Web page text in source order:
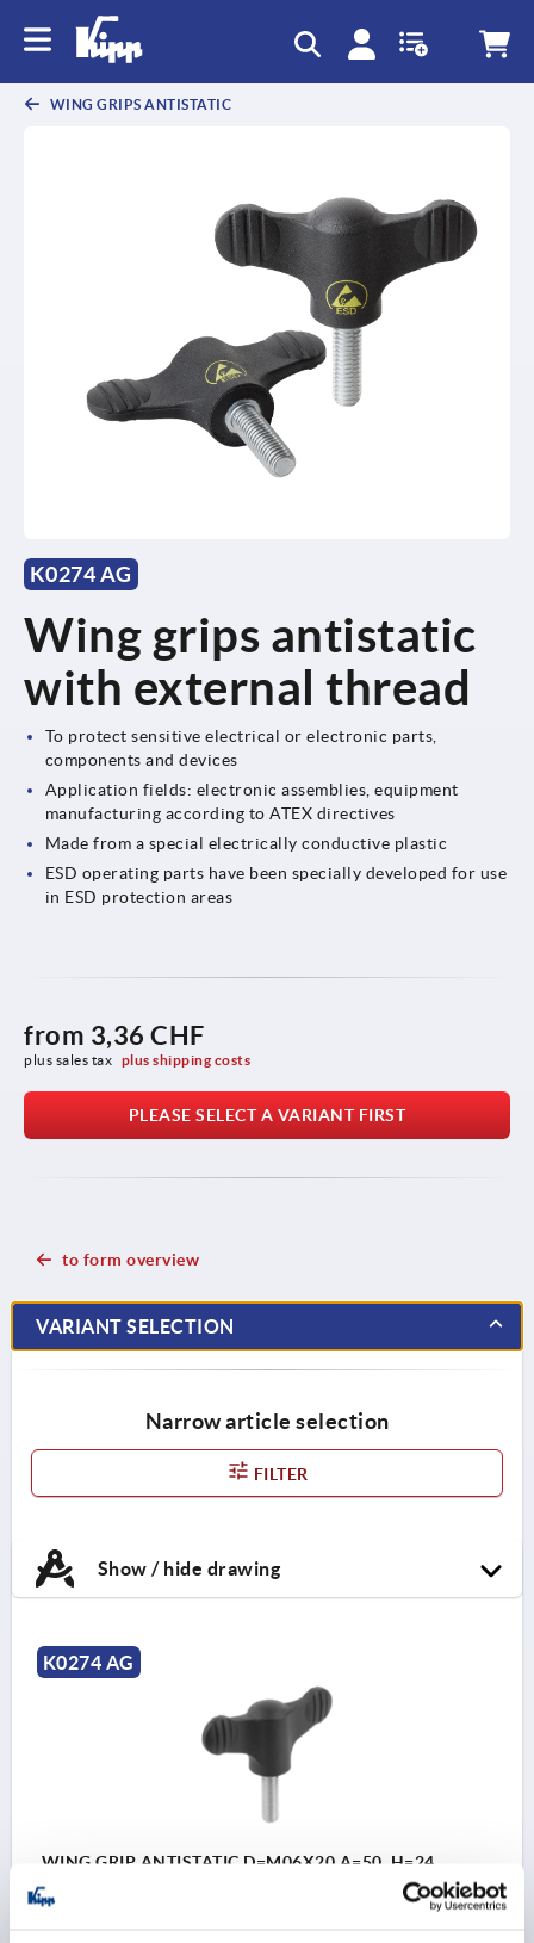
WING GRIPS ANTISTATIC
K0274 AG
Wing grips antistatic
with external thread
To protect sensitive electrical or electronic parts,
components and devices
Application fields: electronic assemblies, equipment
manufacturing according to ATEX directives
Made from a special electrically conductive plastic
ESD operating parts have been specially developed for use
in ESD protection areas
from 3,36 CHF
plus sales tax plus shipping costs
PLEASE SELECT A VARIANT FIRST
to form overview
VARIANT SELECTION
Narrow article selection
FILTER
Show / hide drawing
K0274 AG
WING GRIP ANTISTATIC D=M06X20 A=50, H=24,
FORM:L, THERMOPLASTIC BLACK RAL9011,
COMP:STEEL, BLUE-PASSIVATED